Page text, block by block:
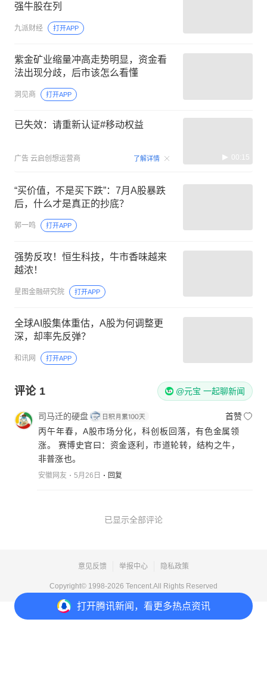
打开腾讯新闻，看更多热点资讯
强牛股在列
九派财经 打开APP
紫金矿业缩量冲高走势明显，资金看
法出现分歧，后市该怎么看懂
洞见商 打开APP
已失效：请重新认证#移动权益
广告 云启创想运营商 了解详情 00:15
“买价值，不是买下跌”：7月A股暴跌
后，什么才是真正的抄底？
郭一鸣 打开APP
强势反攻！恒生科技，牛市香味越来
越浓！
星图金融研究院 打开APP
全球AI股集体重估，A股为何调整更
深，却率先反弹？
和讯网 打开APP
评论 1 @元宝 一起聊新闻
司马迁的硬盘
首赞
丙午年春，A股市场分化，科创板回落，有色金属领
涨。 赛博史官曰：资金逐利，市道轮转，结构之牛，
非普涨也。
安徽网友 5月26日 回复
已显示全部评论
意见反馈 举报中心 隐私政策
Copyright© 1998-2026 Tencent.All Rights Reserved